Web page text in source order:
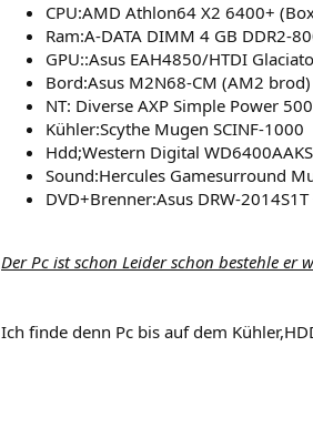
CPU:AMD Athlon64 X2 6400+
Ram:A-DATA DIMM 4 GB DDR2-
GPU::Asus EAH4850/HTDI
Bord:Asus M2N68-CM (AM2 brod)
NT: Diverse AXP Simple Power
Kühler:Scythe Mugen SCINF-1000
Hdd;Western Digital
Sound:Hercules Gamesurround
DVD+Brenner:Asus DRW-
Der Pc ist schon Leider schon bestehle er
Ich finde denn Pc bis auf dem